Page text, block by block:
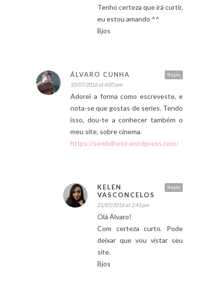
Tenho certeza que irá curtir,
eu estou amando ^^
Bjos
Reply
ÁLVARO CUNHA
10/07/2016 at 6:05 pm
Adorei a forma como escreveste, e
nota-se que gostas de series. Tendo
isso, dou-te a conhecer também o
meu site, sobre cinema.
https://sembilhete.wordpress.com/
Reply
KELEN
VASCONCELOS
21/07/2016 at 2:43 pm
Olá Álvaro!
Com certeza curto. Pode
deixar que vou vistar seu
site.
Bjos